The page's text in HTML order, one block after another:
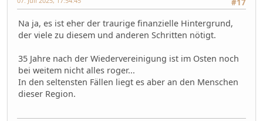
#17
Na ja, es ist eher der traurige finanzielle Hintergrund,
der viele zu diesem und anderen Schritten nötigt.
35 Jahre nach der Wiedervereinigung ist im Osten noch
bei weitem nicht alles roger...
In den seltensten Fällen liegt es aber an den Menschen
dieser Region.